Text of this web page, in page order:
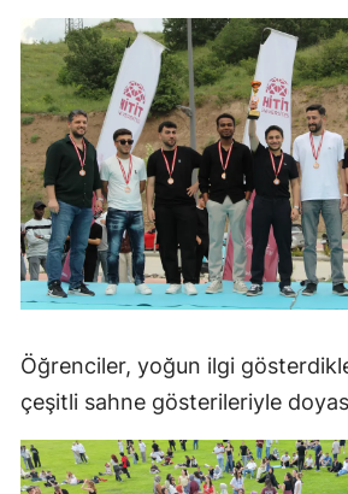
Öğrenciler, yoğun ilgi
çeşitli sahne gösterileriyle